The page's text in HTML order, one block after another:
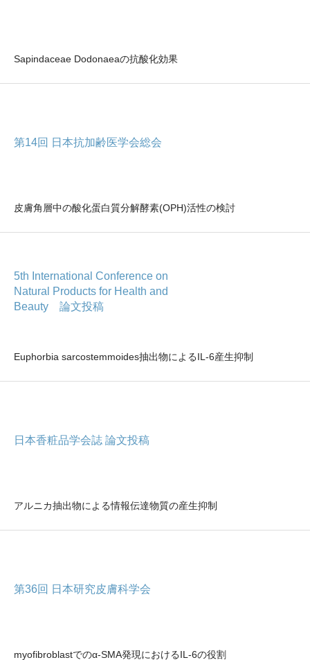
Sapindaceae Dodonaeaの抗酸化効果
第14回 日本抗加齢医学会総会
皮膚角層中の酸化蛋白質分解酵素(OPH)活性の検討
5th International Conference on
Natural Products for Health and
Beauty 論文投稿
Euphorbia sarcostemmoides抽出物によるIL-6産生抑制
日本香粧品学会誌 論文投稿
アルニカ抽出物による情報伝達物質の産生抑制
第36回 日本研究皮膚科学会
myofibroblastでのα-SMA発現におけるIL-6の役割